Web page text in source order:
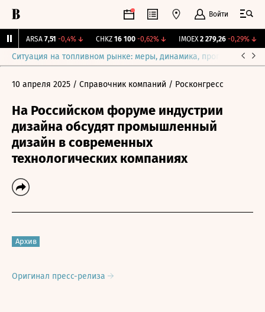
Войти
ARSA 7,51 -0,4%↓ CHKZ 16 100 -0,62%↓ IMOEX 2 279,26 -0,29%↓
Ситуация на топливном рынке: меры, динамика, прогнозы
10 апреля 2025 / Справочник компаний / Росконгресс
На Российском форуме индустрии
дизайна обсудят промышленный
дизайн в современных
технологических компаниях
Архив
Оригинал пресс-релиза